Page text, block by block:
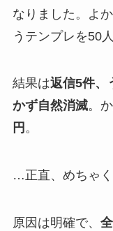
なりました。よ
うテンプレを50
結果は返信5件、
かず自然消滅。
円 。
…正直、めちゃく
原因は明確で、